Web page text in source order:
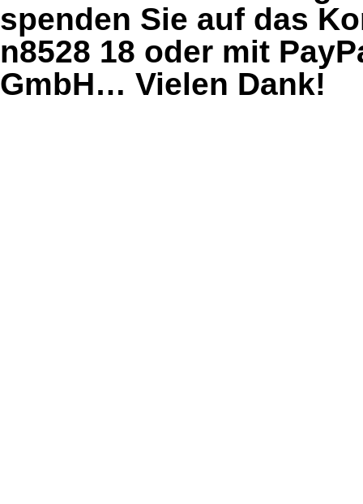
spenden Sie auf das
n8528 18 oder mit
GmbH… Vielen Dank!